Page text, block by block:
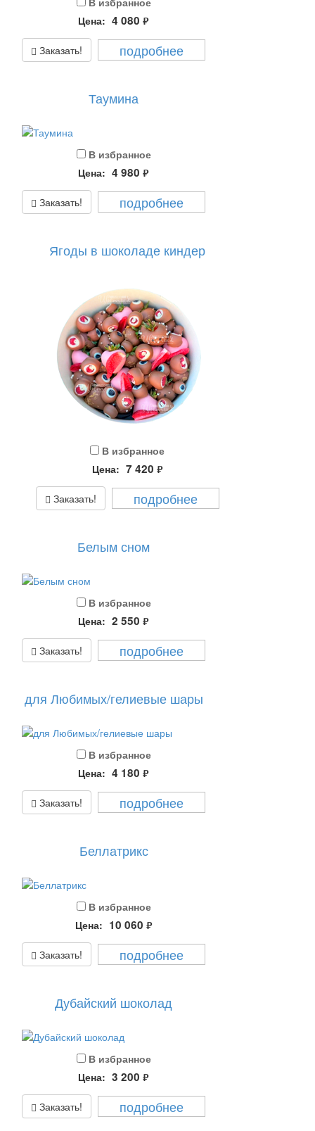
Цена: 4 080 руб.
Заказать! подробнее
Таумина
В избранное
Цена: 4 980 руб.
Заказать! подробнее
Ягоды в шоколаде киндер
В избранное
Цена: 7 420 руб.
Заказать! подробнее
Белым сном
В избранное
Цена: 2 550 руб.
Заказать! подробнее
для Любимых/гелиевые шары
В избранное
Цена: 4 180 руб.
Заказать! подробнее
Беллатрикс
В избранное
Цена: 10 060 руб.
Заказать! подробнее
Дубайский шоколад
В избранное
Цена: 3 200 руб.
Заказать! подробнее